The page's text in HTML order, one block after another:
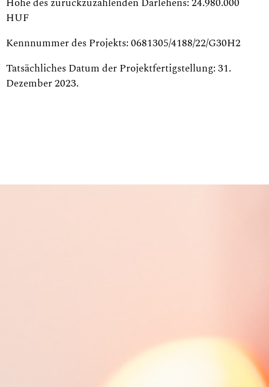
HUF
Kennnummer des Projekts: 0681305/4188/22/G30H2
Tatsächliches Datum der Projektfertigstellung: 31.
Dezember 2023.